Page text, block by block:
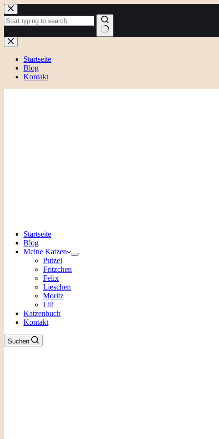
Zum
Inhalt
springen
Keine
Ergebnisse
Startseite
Blog
Kontakt
Startseite
Blog
Meine Katzen
Putzel
Fritzchen
Felix
Lieschen
Moritz
Lili
Katzenbuch
Kontakt
Suchen